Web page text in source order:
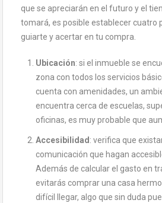
que se apreciarán en el futuro y el
tomará, es posible establecer cuatro
guiarte y acertar en tu compra.
Ubicación: si el inmueble se
zona con todos los servicios
cuenta con amenidades, un
encuentra cerca de escuelas,
oficinas, es muy probable que
Accesibilidad : verifica que
comunicación que hagan
Además de calcular el gasto en
evitarás comprar una casa
difícil llegar, algo que sin duda